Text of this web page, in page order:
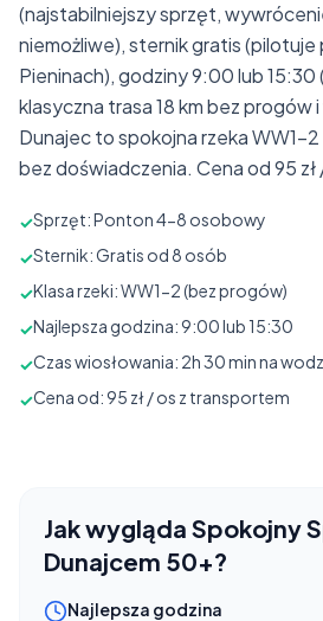
(najstabilniejszy sprzęt,
niemożliwe), sternik gratis
Pieninach), godziny 9:00 lub 15:30
klasyczna trasa 18 km bez progów
Dunajec to spokojna rzeka WW1-
bez doświadczenia. Cena od 95
✓Sprzęt: Ponton 4-8 osobowy
✓Sternik: Gratis od 8 osób
✓Klasa rzeki: WW1-2 (bez progów)
✓Najlepsza godzina: 9:00 lub 15:30
✓Czas wiosłowania: 2h 30 min na
✓Cena od: 95 zł / os z transportem
Jak wygląda Spokojny
Dunajcem 50+?
Najlepsza godzina